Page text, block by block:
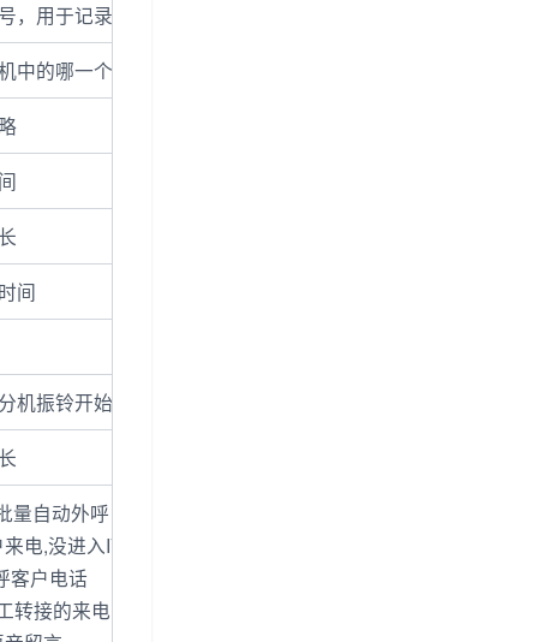
，用于记录来电是由哪一条线呼入的。
中的哪一个销售项目的外呼，用于统计针对某个销售项目外
间
机振铃开始时间
量自动外呼
电,没进入IVR菜单的情况
客户电话
转接的来电